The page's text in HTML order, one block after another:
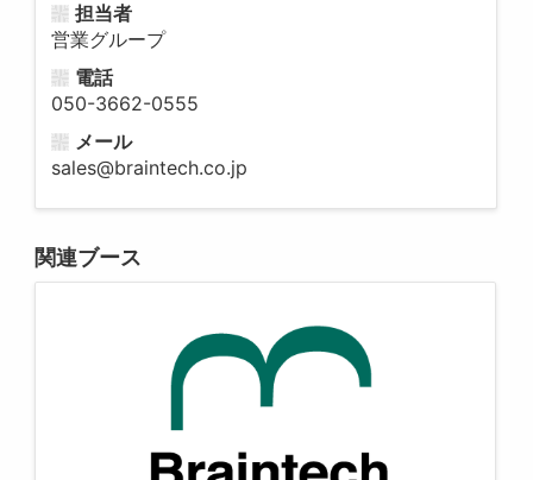
担当者
営業グループ
電話
050-3662-0555
メール
sales@braintech.co.jp
関連ブース